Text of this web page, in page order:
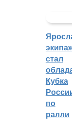
стал
Кубка
по
ралли